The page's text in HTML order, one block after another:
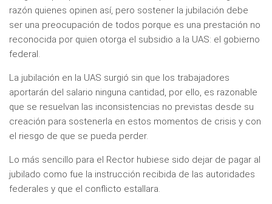
razón quienes opinen así, pero sostener la jubilación debe
ser una preocupación de todos porque es una prestación no
reconocida por quien otorga el subsidio a la UAS: el gobierno
federal.
La jubilación en la UAS surgió sin que los trabajadores
aportarán del salario ninguna cantidad, por ello, es razonable
que se resuelvan las inconsistencias no previstas desde su
creación para sostenerla en estos momentos de crisis y con
el riesgo de que se pueda perder.
Lo más sencillo para el Rector hubiese sido dejar de pagar al
jubilado como fue la instrucción recibida de las autoridades
federales y que el conflicto estallara.